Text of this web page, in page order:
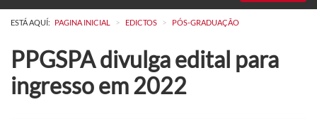
ESTÁ AQUÍ: PAGINA INICIAL > EDICTOS > PÓS-GRADUAÇÃO
PPGSPA divulga edital para
ingresso em 2022